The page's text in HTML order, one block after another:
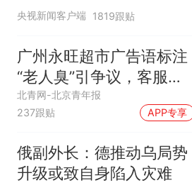
央视新闻客户端 1819跟贴
广州永旺超市广告语标注
“老人臭”引争议，客服回
应
北青网-北京青年报
237跟贴
APP专享
俄副外长：德推动乌局势
升级或致自身陷入灾难